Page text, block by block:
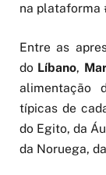
na plataforma
Entre as
do Líbano,
alimentação
típicas de
do Egito, da
da Noruega,